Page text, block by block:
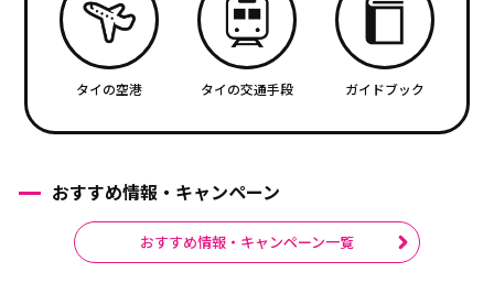
タイの空港 タイの交通手段 ガイドブック
おすすめ情報・キャンペーン
おすすめ情報・キャンペーン一覧